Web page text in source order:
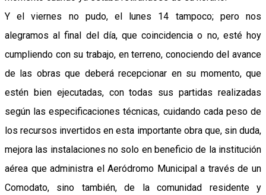
Y el viernes no pudo, el lunes 14 tampoco; pero nos
alegramos al final del día, que coincidencia o no, esté hoy
cumpliendo con su trabajo, en terreno, conociendo del avance
de las obras que deberá recepcionar en su momento, que
estén bien ejecutadas, con todas sus partidas realizadas
según las especificaciones técnicas, cuidando cada peso de
los recursos invertidos en esta importante obra que, sin duda,
mejora las instalaciones no solo en beneficio de la institución
aérea que administra el Aeródromo Municipal a través de un
Comodato, sino también, de la comunidad residente y